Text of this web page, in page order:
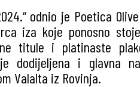
odnio je Poetica
iza koje ponosno
titule i platinaste
dodijeljena i glavna
Valalta iz Rovinja.